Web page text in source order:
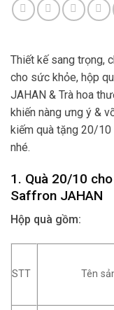
Thiết kế sang trọng,
cho sức khỏe, hộp
JAHAN & Trà hoa
khiến nàng ưng ý &
kiếm quà tặng 20/
nhé.
1. Quà 20/10
Saffron JAHAN
Hộp quà gồm:
STT Tên